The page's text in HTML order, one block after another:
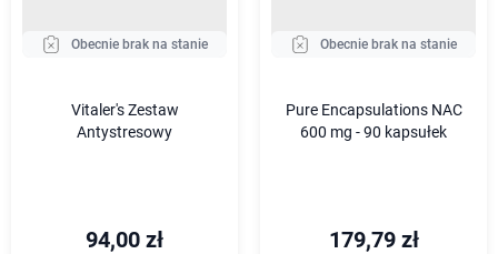
Obecnie brak na stanie
Vitaler's Zestaw
Antystresowy
94,00 zł
Obecnie brak na stanie
Pure Encapsulations NAC
600 mg - 90 kapsułek
179,79 zł